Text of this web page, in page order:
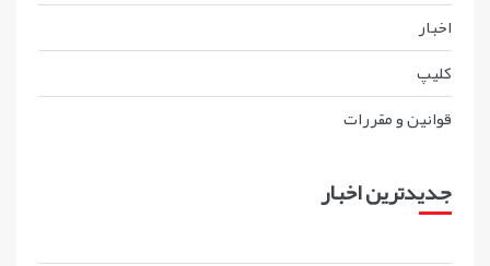
اخبار
کليپ
قوانين و مقررات
جدیدترین اخبار